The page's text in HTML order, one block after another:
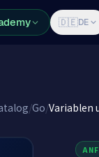
🇩🇪DE
/Go/Variablen